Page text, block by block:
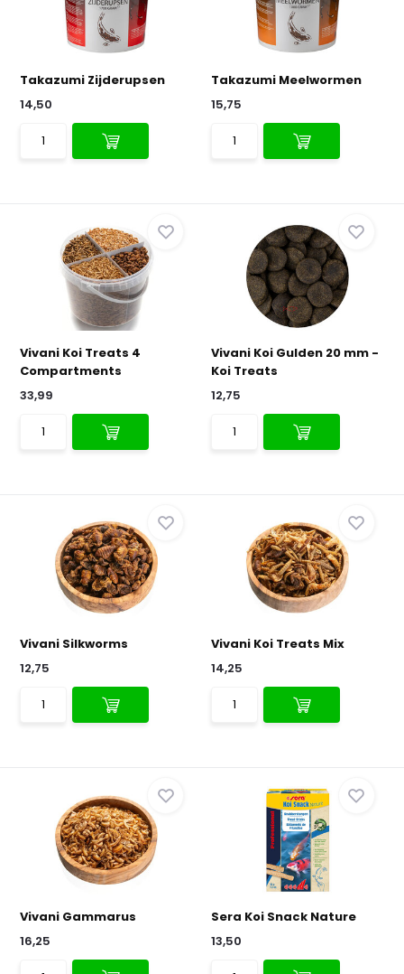
Takazumi Zijderupsen
14,50
Takazumi Meelwormen
15,75
Vivani Koi Treats 4
Compartments
33,99
Vivani Koi Gulden 20 mm -
Koi Treats
12,75
Vivani Silkworms
12,75
Vivani Koi Treats Mix
14,25
Vivani Gammarus
16,25
Sera Koi Snack Nature
13,50